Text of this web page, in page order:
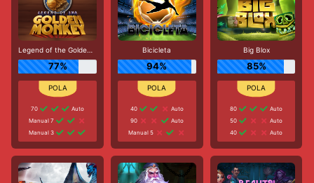
Legend of the Golden Monkey
77%
70
Auto
Manual 7
Manual 3
Bicicleta
94%
40
Auto
90
Auto
Manual 5
Big Blox
85%
80
Auto
50
Auto
40
Auto